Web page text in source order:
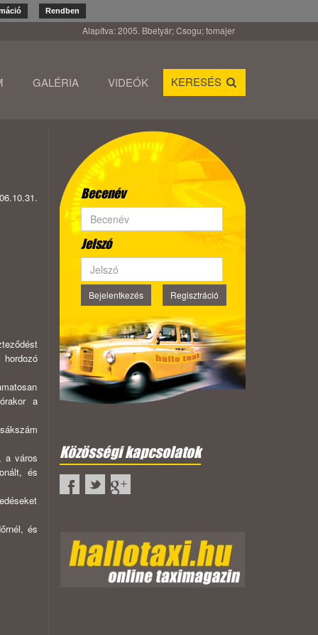
Rendben
Alapítva: 2005. Bbetyár; Csogu; tomajer
GALÉRIA VIDEÓK KERESÉS
a
a város
és
és
Becenév
Jelszó
Bejelentkezés Regisztráció
Közösségi kapcsolatok